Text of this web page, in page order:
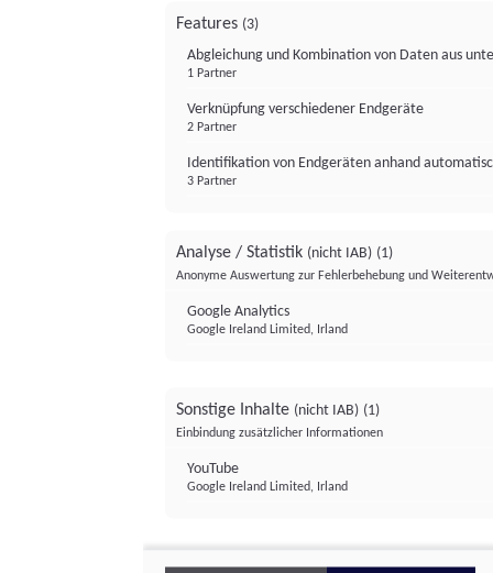
Features (3)
Abgleichung und Kombination von Daten aus
1 Partner
Verknüpfung verschiedener Endgeräte
2 Partner
Identifikation von Endgeräten anhand
3 Partner
Analyse / Statistik (nicht IAB) (1)
Anonyme Auswertung zur Fehlerbehebung und
Google Analytics
Google Ireland Limited, Irland
Sonstige Inhalte (nicht IAB) (1)
Einbindung zusätzlicher Informationen
YouTube
Google Ireland Limited, Irland